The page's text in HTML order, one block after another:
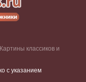
классиков и
с указанием